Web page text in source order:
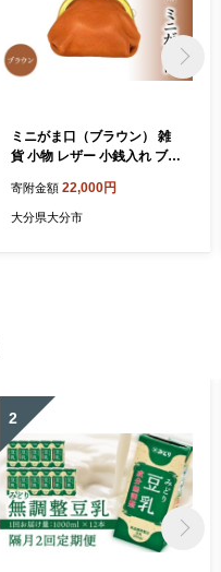
ミニがま口（ブラウン） 雑
貨 小物 レザー 小銭入れ ブラ
贈答 本革 T06003-1
寄附金額 22,000円
大分県大分市
2